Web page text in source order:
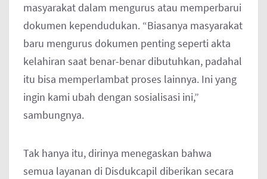
masyarakat dalam mengurus atau memperbarui
dokumen kependudukan. “Biasanya masyarakat
baru mengurus dokumen penting seperti akta
kelahiran saat benar-benar dibutuhkan, padahal
itu bisa memperlambat proses lainnya. Ini yang
ingin kami ubah dengan sosialisasi ini,”
sambungnya.
Tak hanya itu, dirinya menegaskan bahwa
semua layanan di Disdukcapil diberikan secara